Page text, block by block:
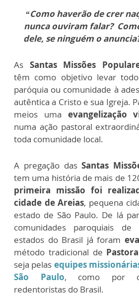
“Como haverão de crer
nunca ouviram falar?
dele, se ninguém o
As Santas Missões
têm como objetivo levar
paróquia ou comunidade à
autêntica a Cristo e sua Igreja.
meios uma evangelização
numa ação pastoral
toda comunidade local.
A pregação dasSantas
tem uma história de mais de
primeira missão foi
cidade de Areias, pequena
estado de São Paulo. De lá
comunidades paroquiais
estados do Brasil já foram
método tradicional de
seja pelas equipes
São Paulo, como por
redentoristas do Brasil.